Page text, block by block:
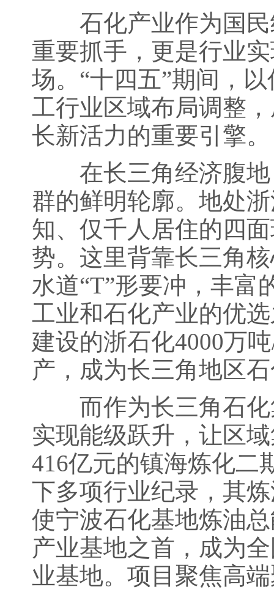
石化产业作为国民
重要抓手，更是行业
场。“十四五”期间，
工行业区域布局调整
长新活力的重要引擎。
在长三角经济腹地
群的鲜明轮廓。地处
知、仅千人居住的四
势。这里背靠长三角
水道“T”形要冲，丰富
工业和石化产业的优
建设的浙石化4000万
产，成为长三角地区
而作为长三角石化
实现能级跃升，让区
416亿元的镇海炼化二
下多项行业纪录，其
使宁波石化基地炼油
产业基地之首，成为
业基地。项目聚焦高